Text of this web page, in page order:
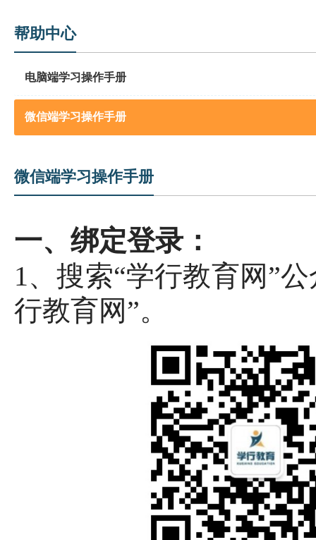
帮助中心
电脑端学习操作手册
微信端学习操作手册
微信端学习操作手册
一、绑定登录：
1、搜索“学行教育网”
行教育网”。